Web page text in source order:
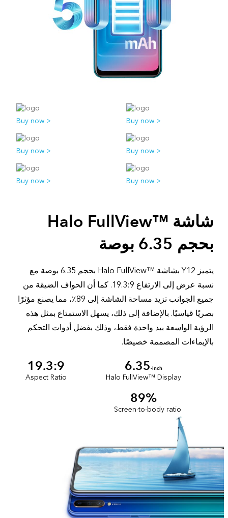
Buy now > Buy now >
Buy now > Buy now >
Buy now > Buy now >
شاشة ™Halo FullView
بحجم 6.35 بوصة
يتميز Y12 بشاشة ™Halo FullView بحجم 6.35 بوصة مع
نسبة عرض إلى الارتفاع 19.3:9. كما أن الحواف الضيقة من
جميع الجوانب تزيد مساحة الشاشة إلى 89٪، مما يصنع مؤثرًا
بصريًا قياسيًا. بالإضافة إلى ذلك، يسهل الاستمتاع بمثل هذه
الرؤية الواسعة بيد واحدة فقط، وذلك بفضل أدوات التحكم
بالإيماءات المصممة خصيصًا.
6.35-inch
Halo FullView™ Display
19.3:9
Aspect Ratio
89%
Screen-to-body ratio